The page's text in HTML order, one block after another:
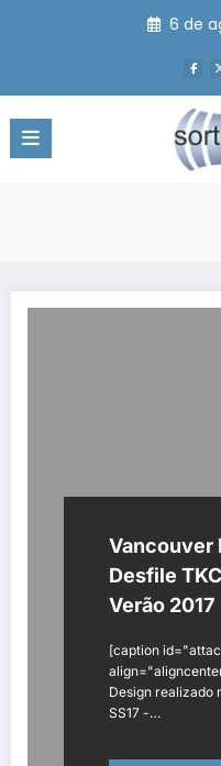
6 de
Vancouver
Desfile
Verão 2017
[caption
Design realizado
SS17 -…